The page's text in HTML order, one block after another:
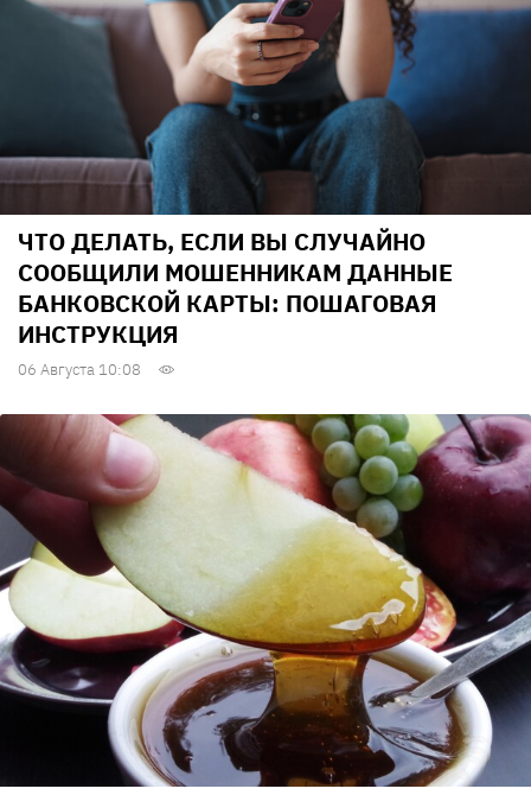
ЧТО ДЕЛАТЬ, ЕСЛИ ВЫ СЛУЧАЙНО
СООБЩИЛИ МОШЕННИКАМ ДАННЫЕ
БАНКОВСКОЙ КАРТЫ: ПОШАГОВАЯ
ИНСТРУКЦИЯ
06 Августа 10:08